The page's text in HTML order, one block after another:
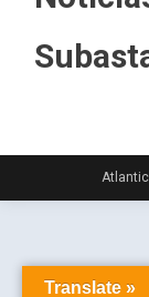
Translate »